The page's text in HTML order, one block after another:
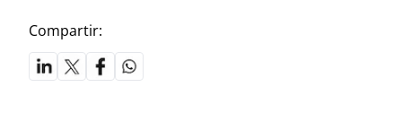
Compartir: